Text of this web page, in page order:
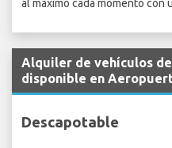
al máximo cada momento con
Alquiler de vehículos
disponible en
Descapotable